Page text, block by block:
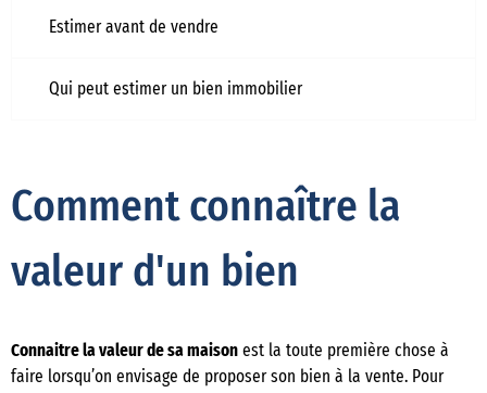
Estimer avant de vendre
Qui peut estimer un bien immobilier
Comment connaître la
valeur d'un bien
Connaitre la valeur de sa maison est la toute première chose à
faire lorsqu’on envisage de proposer son bien à la vente. Pour